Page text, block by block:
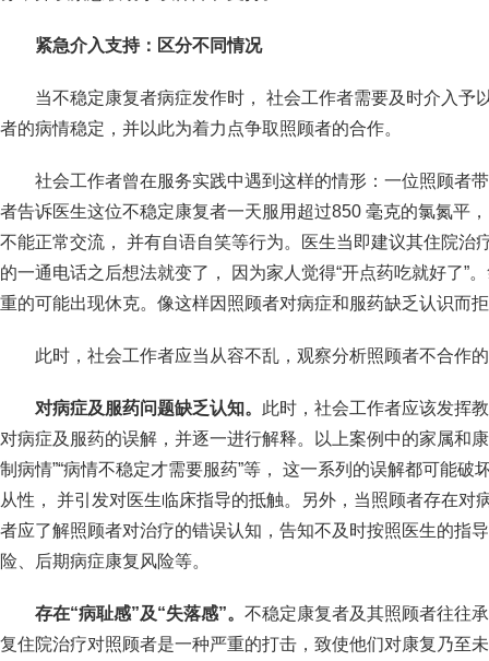
紧急介入支持：区分不同情况
当不稳定康复者病症发作时， 社会工作者需要及时介入予
者的病情稳定，并以此为着力点争取照顾者的合作。
社会工作者曾在服务实践中遇到这样的情形：一位照顾者
者告诉医生这位不稳定康复者一天服用超过850 毫克的氯氮平
不能正常交流， 并有自语自笑等行为。医生当即建议其住院治
的一通电话之后想法就变了， 因为家人觉得“开点药吃就好了”
重的可能出现休克。像这样因照顾者对病症和服药缺乏认识而
此时，社会工作者应当从容不乱，观察分析照顾者不合作
对病症及服药问题缺乏认知。 此时，社会工作者应该发挥
对病症及服药的误解，并逐一进行解释。以上案例中的家属和
制病情”“病情不稳定才需要服药”等， 这一系列的误解都可能破
从性， 并引发对医生临床指导的抵触。另外，当照顾者存在对
者应了解照顾者对治疗的错误认知，告知不及时按照医生的指
险、后期病症康复风险等。
存在“病耻感”及“失落感”。 不稳定康复者及其照顾者往往
复住院治疗对照顾者是一种严重的打击，致使他们对康复乃至